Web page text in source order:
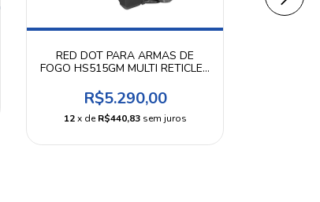
RED DOT PARA ARMAS DE
FOGO HS515GM MULTI RETICLE -
R$5.290,00
12 x deR$440,83 sem juros